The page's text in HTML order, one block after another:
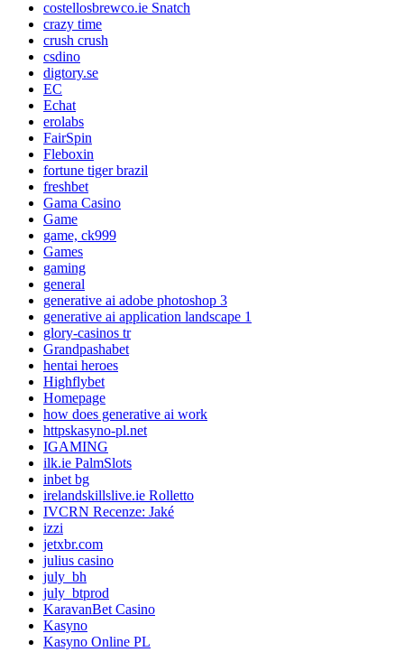
costellosbrewco.ie Snatch
crazy time
crush crush
csdino
digtory.se
EC
Echat
erolabs
FairSpin
Fleboxin
fortune tiger brazil
freshbet
Gama Casino
Game
game, ck999
Games
gaming
general
generative ai adobe photoshop 3
generative ai application landscape 1
glory-casinos tr
Grandpashabet
hentai heroes
Highflybet
Homepage
how does generative ai work
httpskasyno-pl.net
IGAMING
ilk.ie PalmSlots
inbet bg
irelandskillslive.ie Rolletto
IVCRN Recenze: Jaké
izzi
jetxbr.com
julius casino
july_bh
july_btprod
KaravanBet Casino
Kasyno
Kasyno Online PL